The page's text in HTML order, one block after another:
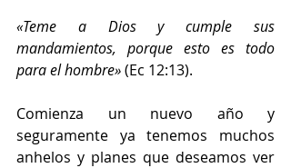
«Teme a Dios y cumple sus
mandamientos, porque esto es todo
para el hombre» (Ec 12:13).
Comienza un nuevo año y
seguramente ya tenemos muchos
anhelos y planes que deseamos ver